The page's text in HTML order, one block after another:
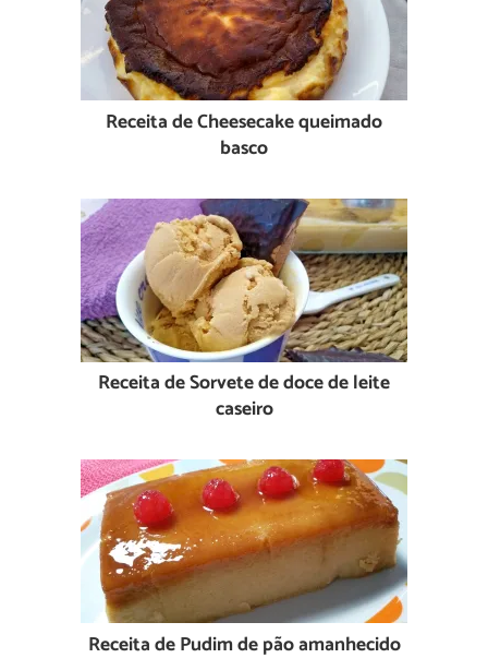
Receita de Cheesecake queimado
basco
Receita de Sorvete de doce de leite
caseiro
Receita de Pudim de pão amanhecido